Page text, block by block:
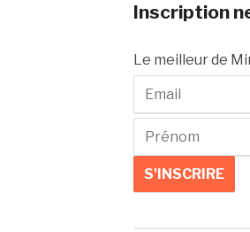
Inscription
Le meilleur de